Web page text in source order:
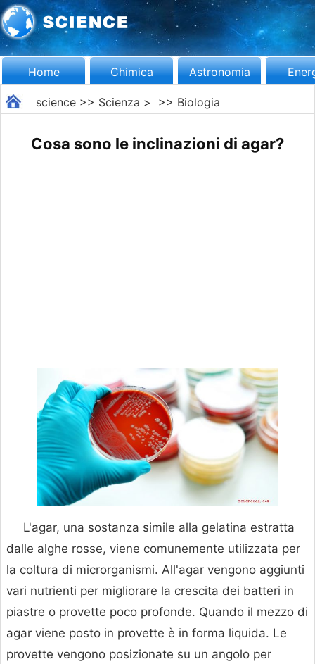
Home Chimica Astronomia
science>> Scienza > >> Biologia
Cosa sono le inclinazioni di agar?
L'agar, una sostanza simile alla gelatina estratta
dalle alghe rosse, viene comunemente utilizzata per
la coltura di microrganismi. All'agar vengono aggiunti
vari nutrienti per migliorare la crescita dei batteri in
piastre o provette poco profonde. Quando il mezzo di
agar viene posto in provette è in forma liquida. Le
provette vengono posizionate su un angolo per